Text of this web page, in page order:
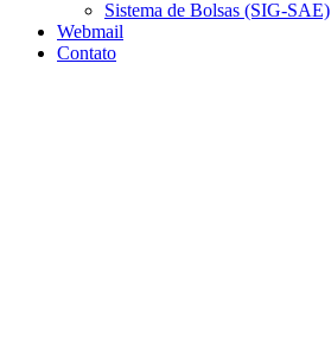
Sistema de Bolsas (SIG-SAE)
Webmail
Contato